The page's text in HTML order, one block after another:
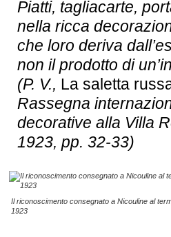
Piatti, tagliacarte,
nella ricca
che loro deriva
non il prodotto di
(P. V., La saletta
Rassegna
decorative alla Villa
1923, pp. 32-33)
Il riconoscimento consegnato a Nicouline al
1923